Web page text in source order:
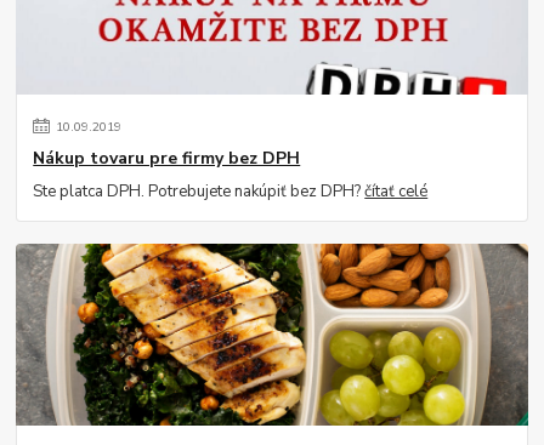
10.09.2019
Nákup tovaru pre firmy bez DPH
Ste platca DPH. Potrebujete nakúpiť bez DPH?čítať celé